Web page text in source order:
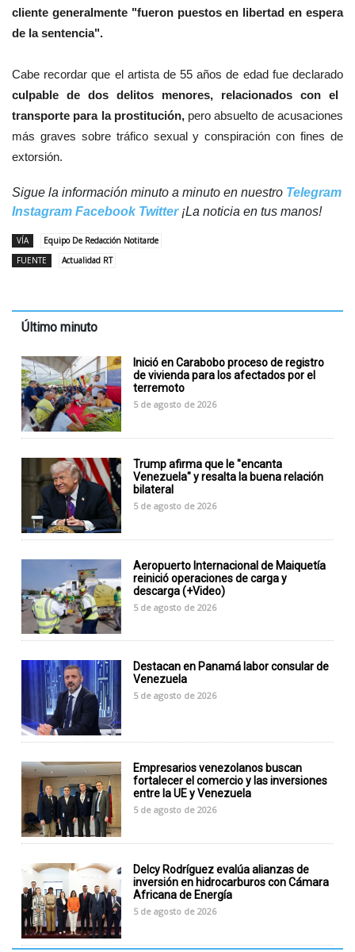
cliente generalmente "fueron puestos en libertad en espera
de la sentencia".
Cabe recordar que el artista de 55 años de edad fue declarado
culpable de dos delitos menores, relacionados con el
transporte para la prostitución,pero absuelto de acusaciones
más graves sobre tráfico sexual y conspiración con fines de
extorsión.
Sigue la información minuto a minuto en nuestro Telegram
Instagram Facebook Twitter¡La noticia en tus manos!
VÍA
Equipo De Redacción Notitarde
FUENTE
Actualidad RT
Último minuto
Inició en Carabobo proceso de registro
de vivienda para los afectados por el
terremoto
5 de agosto de 2026
Trump afirma que le "encanta
Venezuela" y resalta la buena relación
bilateral
5 de agosto de 2026
Aeropuerto Internacional de Maiquetía
reinició operaciones de carga y
descarga (+Video)
5 de agosto de 2026
Destacan en Panamá labor consular de
Venezuela
5 de agosto de 2026
Empresarios venezolanos buscan
fortalecer el comercio y las inversiones
entre la UE y Venezuela
5 de agosto de 2026
Delcy Rodríguez evalúa alianzas de
inversión en hidrocarburos con Cámara
Africana de Energía
5 de agosto de 2026